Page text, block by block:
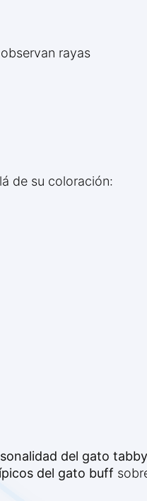
rayas
de su coloración:
del gato
del gato buff